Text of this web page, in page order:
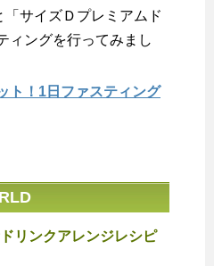
サイズＤプレミアムド
ィングを行ってみまし
ト！1日ファスティング
リンクアレンジレシピ